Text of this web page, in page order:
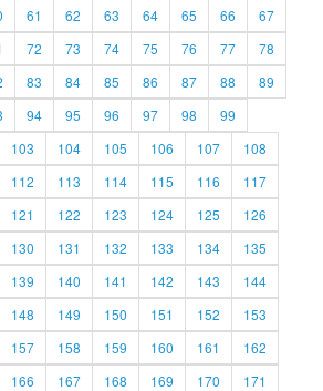
61 62 63 64 65 66
67
72 73 74 75 76 77
78
83 84 85 86 87 88
89
94 95 96 97 98
99
103 104 105 106 107
108
112 113 114 115 116
117
121 122 123 124 125
126
130 131 132 133 134
135
139 140 141 142 143
144
148 149 150 151 152
153
157 158 159 160 161
162
166 167 168 169 170
171